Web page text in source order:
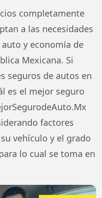
completamente
a las necesidades
y economía de
Mexicana. Si
seguros de autos en
es el mejor seguro
factores
vehículo y el grado
lo cual se toma en